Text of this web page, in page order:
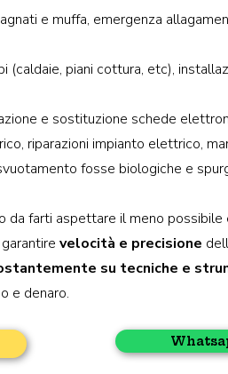
e muffa, emergenza
(caldaie, piani cottura, etc),
e sostituzione schede
riparazioni impianto elettrico,
fosse biologiche e
da farti aspettare il meno possibile
velocità e precisione
su tecniche e
e denaro.​